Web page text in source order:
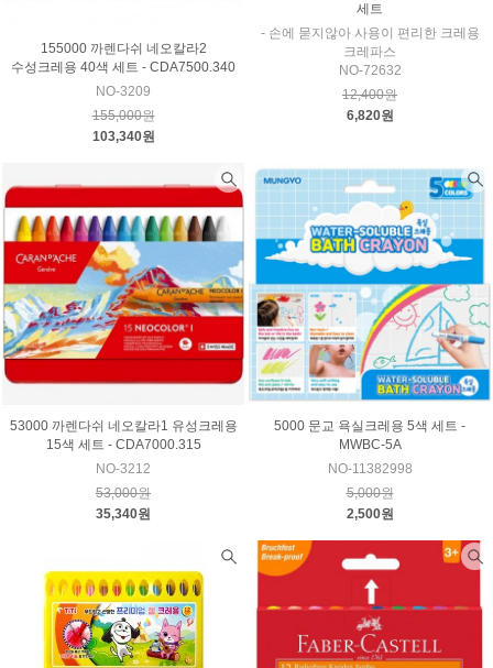
155000 까렌다쉬 네오칼라2
수성크레용 40색 세트 - CDA7500.340
NO-3209
155,000원
103,340원
세트
- 손에 묻지않아 사용이 편리한 크레용
크레파스
NO-72632
12,400원
6,820원
53000 까렌다쉬 네오칼라1 유성크레용
15색 세트 - CDA7000.315
NO-3212
53,000원
35,340원
5000 문교 욕실크레용 5색 세트 -
MWBC-5A
NO-11382998
5,000원
2,500원